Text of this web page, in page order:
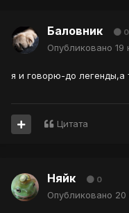
Баловник 0
Опубликовано 19
я и говорю-до легенды,а
Цитата
Няйк 0
Опубликовано 20